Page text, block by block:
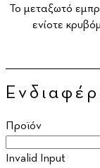
Το μεταξωτό
ενίοτε
Προϊόν
Invalid Input